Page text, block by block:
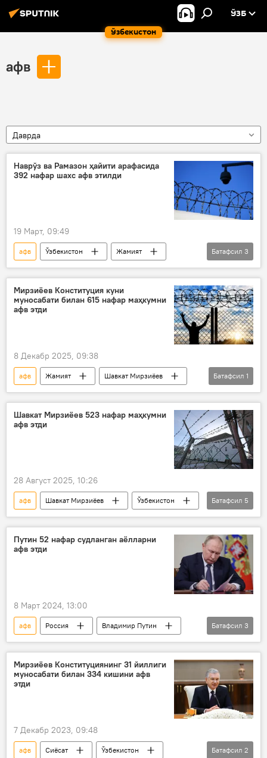
Ўзбекистон
ЎЗБ
афв
Даврда
Наврўз ва Рамазон ҳайити арафасида
392 нафар шахс афв этилди
19 Март, 09:49
афв Ўзбекистон
Жамият
Наврўз
Рамазон ҳайити
амнистия
Батафсил 3
Мирзиёев Конституция куни
муносабати билан 615 нафар маҳкумни
афв этди
8 Декабр 2025, 09:38
афв Жамият
Шавкат Мирзиёев
конституция
Батафсил 1
Шавкат Мирзиёев 523 нафар маҳкумни
афв этди
28 Август 2025, 10:26
афв Шавкат Мирзиёев
Ўзбекистон
Сиёсат
амнистия
Мустақилликнинг 25 йиллиги
Мустақиллик куни
Батафсил 5
Путин 52 нафар судланган аёлларни
афв этди
8 Март 2024, 13:00
афв Россия
Владимир Путин
8 март - Халқаро хотин-қизлар куни
суд
Батафсил 3
Мирзиёев Конституциянинг 31 йиллиги
муносабати билан 334 кишини афв
этди
7 Декабр 2023, 09:48
афв Сиёсат
Ўзбекистон
Батафсил 2